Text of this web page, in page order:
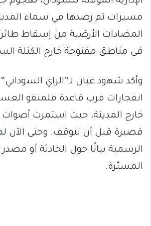
مسيرات تم رصدها في سماء
المضادات الأرضية من إسقاط
في مناطق مفتوحة خارج الكتلة
وأكد شهود عيان لـ”الراي
انفجارات قرب قاعدة فلمنقو
خارج المدينة، حيث استمرت أصوات
قصيرة قبل أن تتوقف. وحتى الآن
الرسمية بيانًا حول الحادثة أو مصدر
المسيّرة.